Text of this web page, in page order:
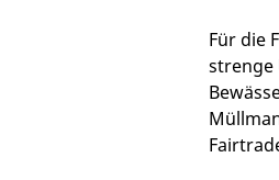
Für die
strenge